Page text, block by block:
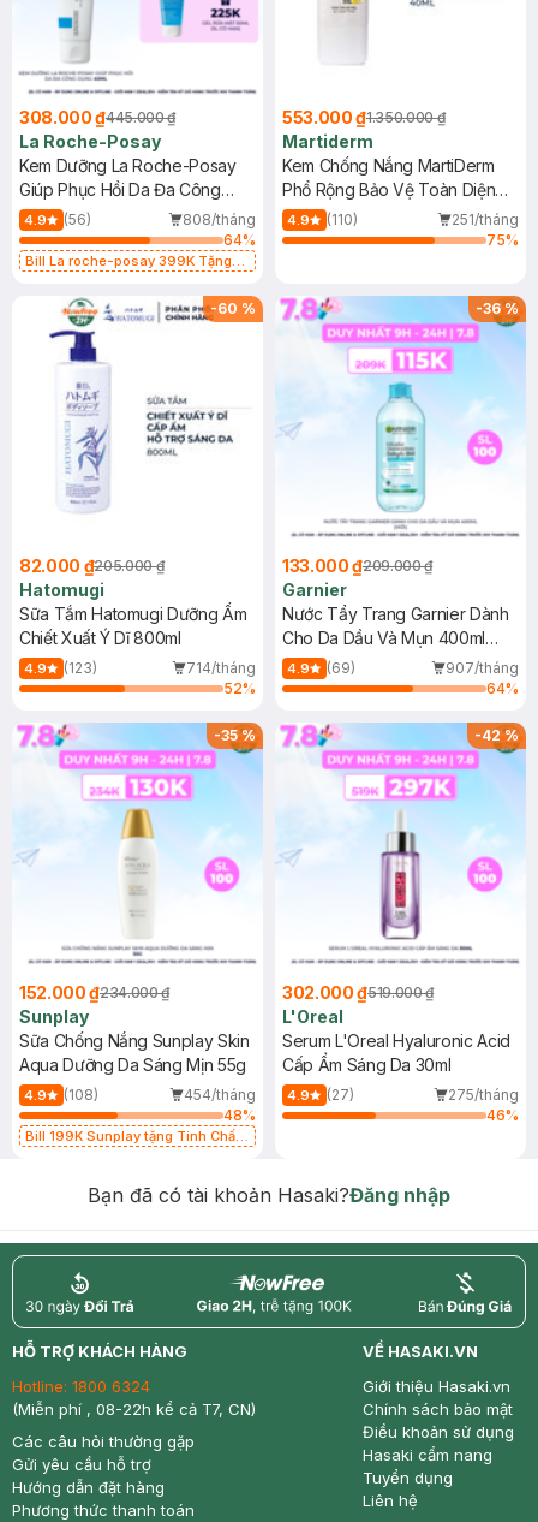
308.000 ₫445.000 ₫
La Roche-Posay
Kem Dưỡng La Roche-Posay
Giúp Phục Hồi Da Đa Công
Dụng 40ml
4.9 (56)
808/tháng
64%
Bill La roche-posay 399K Tặng
(SL có hạn)
553.000 ₫1.350.000 ₫
Martiderm
Kem Chống Nắng MartiDerm
Phổ Rộng Bảo Vệ Toàn Diện
40ml
4.9 (110)
251/tháng
75%
-60 %
82.000 ₫205.000 ₫
Hatomugi
Sữa Tắm Hatomugi Dưỡng Ẩm
Chiết Xuất Ý Dĩ 800ml
4.9 (123)
714/tháng
52%
-36%
133.000 ₫209.000 ₫
Garnier
Nước Tẩy Trang Garnier Dành
Cho Da Dầu Và Mụn 400ml
(Mới)
4.9 (69)
907/tháng
64%
-35%
152.000 ₫234.000 ₫
Sunplay
Sữa Chống Nắng Sunplay Skin
Aqua Dưỡng Da Sáng Mịn 55g
4.9 (108)
454/tháng
48%
Bill 199K Sunplay tặng Tinh Chất
-42%
302.000 ₫519.000 ₫
L'Oreal
Serum L'Oreal Hyaluronic Acid
Cấp Ẩm Sáng Da 30ml
4.9 (27)
275/tháng
46%
Bạn đã có tài khoản Hasaki?Đăng nhập
return nowfree price
HỖ TRỢ KHÁCH HÀNG
Hotline: 1800 6324
(Miễn phí , 08-22h kể cả T7, CN)
Các câu hỏi thường gặp
Gửi yêu cầu hỗ trợ
Hướng dẫn đặt hàng
Phương thức thanh toán
VỀ HASAKI.VN
Giới thiệu Hasaki.vn
Chính sách bảo mật
Điều khoản sử dụng
Hasaki cẩm nang
Tuyển dụng
Liên hệ